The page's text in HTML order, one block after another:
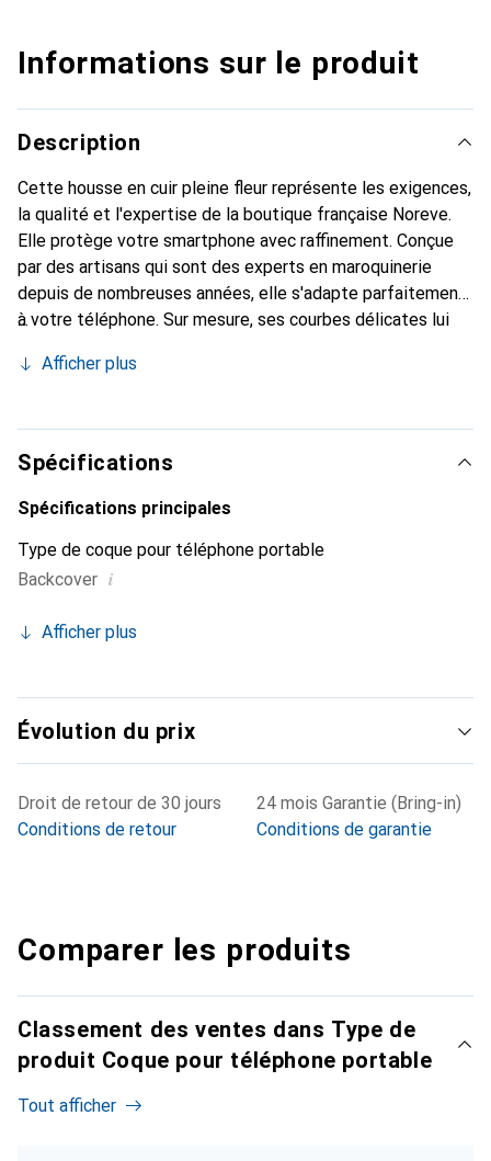
Informations sur le produit
Description
Cette housse en cuir pleine fleur représente les exigences,
la qualité et l'expertise de la boutique française Noreve.
Elle protège votre smartphone avec raffinement. Conçue
par des artisans qui sont des experts en maroquinerie
depuis de nombreuses années, elle s'adapte parfaitement
à votre téléphone. Sur mesure, ses courbes délicates lui
l'accessoire élégant et indispensable pour votre
produits de haute qualité, la marque Noreve est un choix
sûr pour une clientèle exigeante.
Afficher plus
Spécifications
Spécifications principales
Type de coque pour téléphone portable
Backcover i
Afficher plus
Évolution du prix
Droit de retour de 30 jours
Conditions de retour
24 mois Garantie (Bring-in)
Conditions de garantie
Comparer les produits
Classement des ventes dans Type de
produit Coque pour téléphone portable
Tout afficher